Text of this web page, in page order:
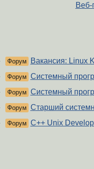
Веб-
Форум Вакансия: Linux
Форум Системный
Форум Системный
Форум Старший
Форум C++ Unix